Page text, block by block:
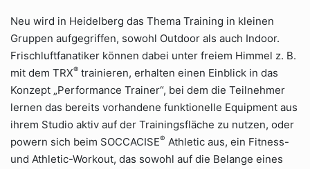
Neu wird in Heidelberg das Thema Training in kleinen
Gruppen aufgegriffen, sowohl Outdoor als auch Indoor.
Frischluftfanatiker können dabei unter freiem Himmel z. B.
mit dem TRX® trainieren, erhalten einen Einblick in das
Konzept „Performance Trainer“, bei dem die Teilnehmer
lernen das bereits vorhandene funktionelle Equipment aus
ihrem Studio aktiv auf der Trainingsfläche zu nutzen, oder
powern sich beim SOCCACISE® Athletic aus, ein Fitness-
und Athletic-Workout, das sowohl auf die Belange eines